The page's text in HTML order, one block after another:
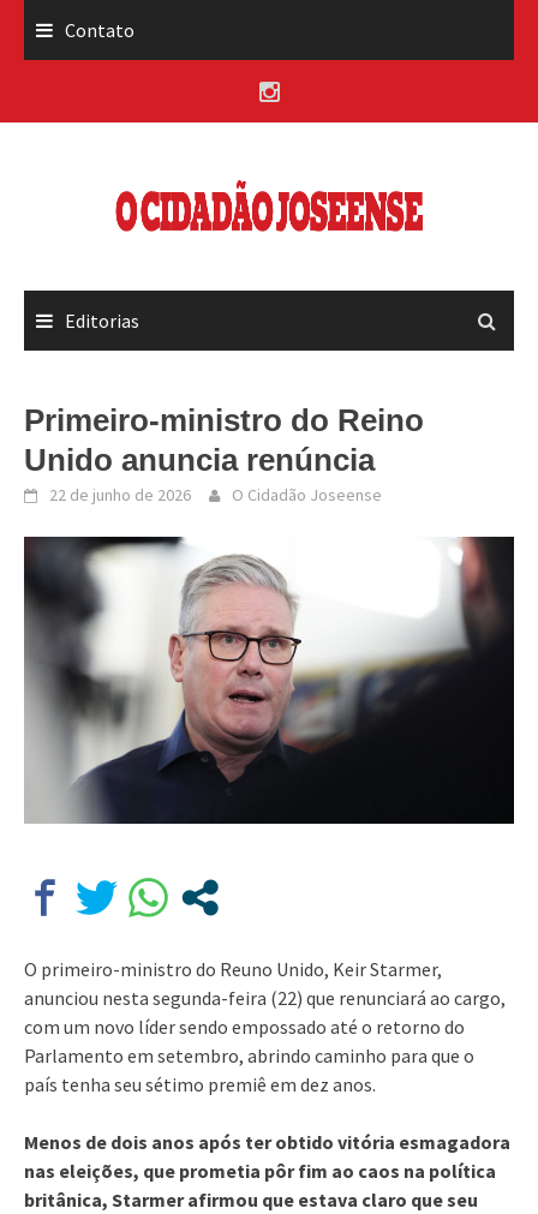
Contato
Editorias
Primeiro-ministro do Reino
Unido anuncia renúncia
22 de junho de 2026 O Cidadão Joseense
O primeiro-ministro do Reuno Unido, Keir Starmer,
anunciou nesta segunda-feira (22) que renunciará ao cargo,
com um novo líder sendo empossado até o retorno do
Parlamento em setembro, abrindo caminho para que o
país tenha seu sétimo premiê em dez anos.
Menos de dois anos após ter obtido vitória esmagadora
nas eleições, que prometia pôr fim ao caos na política
britânica, Starmer afirmou que estava claro que seu